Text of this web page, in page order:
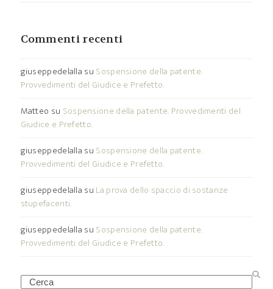
Commenti recenti
giuseppedelalla su Sospensione della patente.
Provvedimenti del Giudice e Prefetto.
Matteo su Sospensione della patente. Provvedimenti del
Giudice e Prefetto.
giuseppedelalla su Sospensione della patente.
Provvedimenti del Giudice e Prefetto.
giuseppedelalla su La prova dello spaccio di sostanze
stupefacenti.
giuseppedelalla su Sospensione della patente.
Provvedimenti del Giudice e Prefetto.
Search